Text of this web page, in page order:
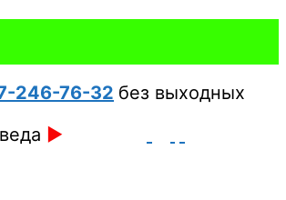
246-76-32 без выходных
►